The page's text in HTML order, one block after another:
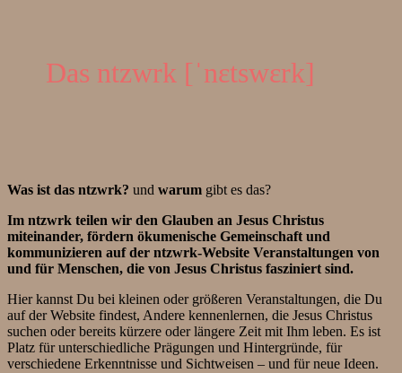
Das ntzwrk [ˈnɛtswɛrk]
Was ist das ntzwrk? und warum gibt es das?
Im ntzwrk teilen wir den Glauben an Jesus Christus
miteinander, fördern ökumenische Gemeinschaft und
kommunizieren auf der ntzwrk-Website Veranstaltungen von
und für Menschen, die von Jesus Christus fasziniert sind.
Hier kannst Du bei kleinen oder größeren Veranstaltungen, die Du
auf der Website findest, Andere kennenlernen, die Jesus Christus
suchen oder bereits kürzere oder längere Zeit mit Ihm leben. Es ist
Platz für unterschiedliche Prägungen und Hintergründe, für
verschiedene Erkenntnisse und Sichtweisen – und für neue Ideen.